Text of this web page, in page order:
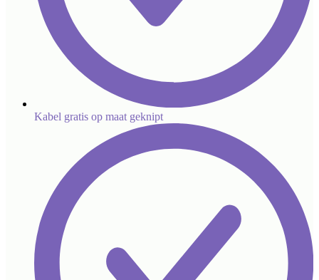
Kabel gratis op maat geknipt